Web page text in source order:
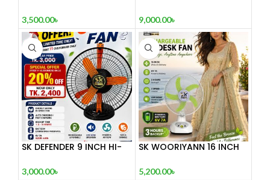
3,500.00৳
CEILING FAN
9,000.00৳
SK DEFENDER 9 INCH HI-
3,000.00৳
SK WOORIYANN 16 INCH
5,200.00৳